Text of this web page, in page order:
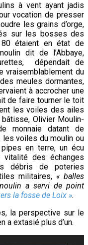
à vent ayant jadis
vocation de presser
les grains d’orge,
sur les bosses des
étaient en état de
dit de l’Abbaye,
dépendait de
vraisemblablement du
meules dormantes,
à accrocher une
de faire tourner le toit
les voiles des ailes
Olivier Moulin-
monnaie datant de
les voiles du moulin ou
en terre, un écu
des échanges
débris de poteries
militaires,« balles
a servi de point
la fosse de Loix ».
la perspective sur le
a extasié plus d’un.